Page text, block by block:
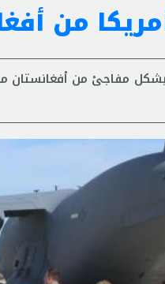
من
مفاجئ من أفغانستان من